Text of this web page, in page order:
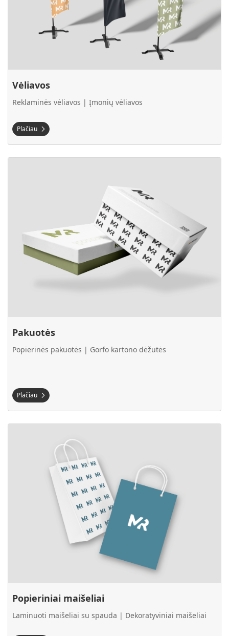
Vėliavos
Reklaminės vėliavos | Įmonių vėliavos
Plačiau
Pakuotės
Popierinės pakuotės | Gorfo kartono dėžutės
Plačiau
Popieriniai maišeliai
Laminuoti maišeliai su spauda | Dekoratyviniai maišeliai